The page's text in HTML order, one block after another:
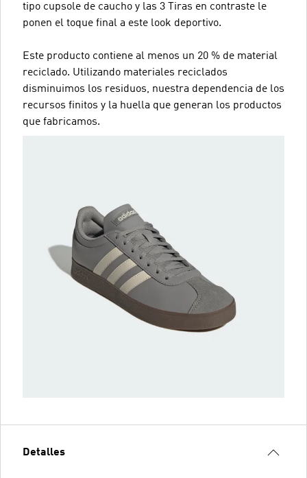
tipo cupsole de caucho y las 3 Tiras en contraste le
ponen el toque final a este look deportivo.
Este producto contiene al menos un 20 % de material
reciclado. Utilizando materiales reciclados
disminuimos los residuos, nuestra dependencia de los
recursos finitos y la huella que generan los productos
que fabricamos.
Detalles